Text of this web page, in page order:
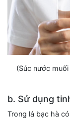
(Súc nước
b. Sử dụng
Trong lá bạc hà